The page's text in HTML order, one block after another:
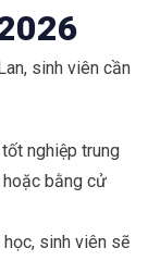
sinh viên cần
nghiệp trung
bằng cử
sinh viên sẽ